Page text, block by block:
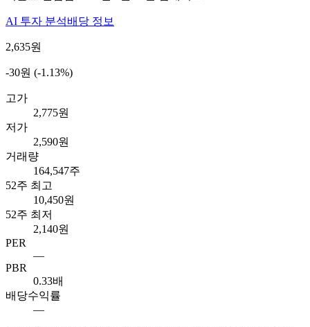
AI 투자 분석배당 정보
2,635원
-30원 (-1.13%)
고가
2,775원
저가
2,590원
거래량
164,547주
52주 최고
10,450원
52주 최저
2,140원
PER
—
PBR
0.33배
배당수익률
—